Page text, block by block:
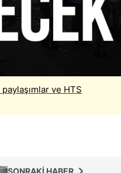
ve HTS
SONRAKİ HABER